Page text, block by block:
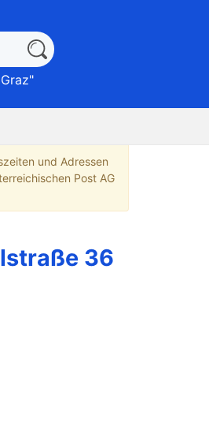
"
und Adressen
Post AG
36